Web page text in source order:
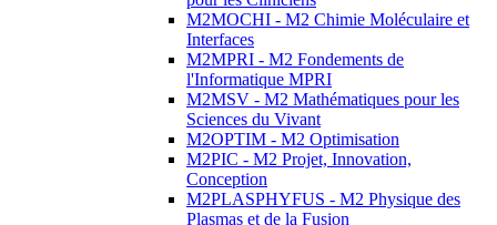
M2MOCHI - M2 Chimie Moléculaire et
Interfaces
M2MPRI - M2 Fondements de
l'Informatique MPRI
M2MSV - M2 Mathématiques pour les
Sciences du Vivant
M2OPTIM - M2 Optimisation
M2PIC - M2 Projet, Innovation,
Conception
M2PLASPHYFUS - M2 Physique des
Plasmas et de la Fusion